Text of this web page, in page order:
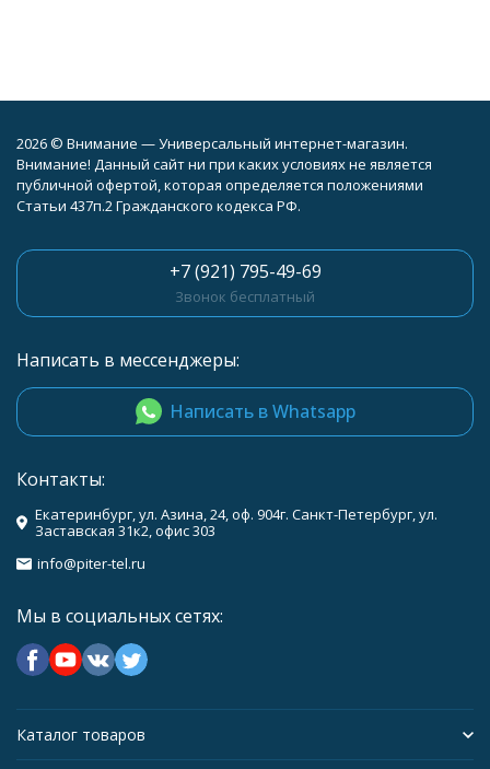
2026 © Внимание — Универсальный интернет-магазин.
Внимание! Данный сайт ни при каких условиях не является
публичной офертой, которая определяется положениями
Статьи 437п.2 Гражданского кодекса РФ.
+7 (921) 795-49-69
Звонок бесплатный
Написать в мессенджеры:
Написать в Whatsapp
Контакты:
Екатеринбург, ул. Азина, 24, оф. 904г. Санкт-Петербург, ул.
Заставская 31к2, офис 303
info@piter-tel.ru
Мы в социальных сетях:
Каталог товаров